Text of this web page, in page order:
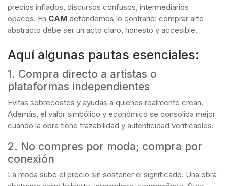
precios inflados, discursos confusos, intermediarios
opacos. En CAM defendemos lo contrario: comprar arte
abstracto debe ser un acto claro, honesto y accesible.
Aquí algunas pautas esenciales:
1. Compra directo a artistas o
plataformas independientes
Evitas sobrecostes y ayudas a quienes realmente crean.
Además, el valor simbólico y económico se consolida mejor
cuando la obra tiene trazabilidad y autenticidad verificables.
2. No compres por moda; compra por
conexión
La moda sube el precio sin sostener el significado. Una obra